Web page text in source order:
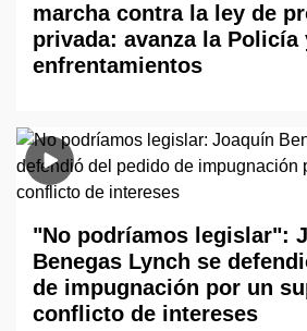
marcha contra la ley de
privada: avanza la
enfrentamientos
"No podríamos legislar":
Benegas Lynch se
de impugnación por un
conflicto de intereses